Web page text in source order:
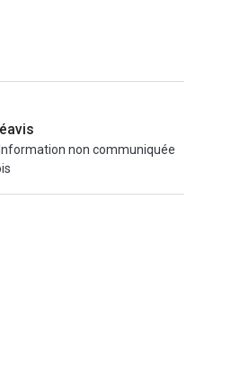
de Paris, Oberkampf, le
non communiquée